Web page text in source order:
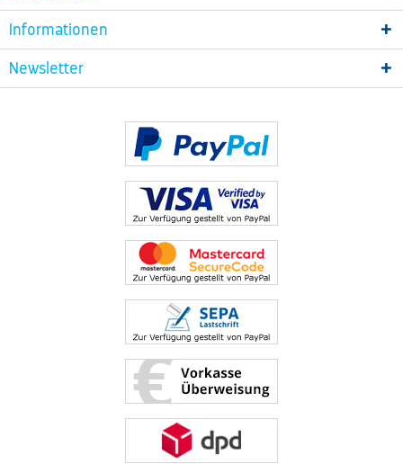
Informationen
Newsletter